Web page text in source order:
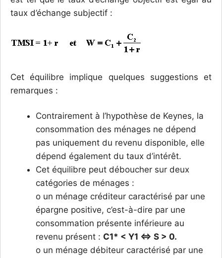
taux d’échange subjectif :
Cet équilibre implique quelques suggestions et
remarques :
Contrairement à l’hypothèse de Keynes, la
consommation des ménages ne dépend
pas uniquement du revenu disponible, elle
dépend également du taux d’intérêt.
Cet équilibre peut déboucher sur deux
catégories de ménages :
o un ménage créditeur caractérisé par une
épargne positive, c’est-à-dire par une
consommation présente inférieure au
revenu présent : C1* < Y1 ⇔ S > 0.
o un ménage débiteur caractérisé par une